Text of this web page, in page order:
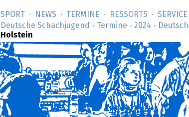
SPORT NEWS TERMINE RESSORTS SERVICE
Deutsche Schachjugend
> Termine > 2024 >
Holstein